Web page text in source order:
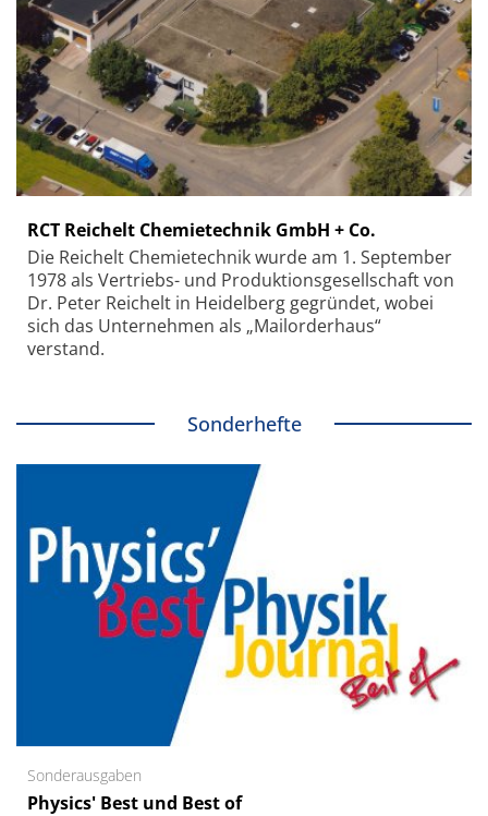
RCT Reichelt Chemietechnik GmbH + Co.
Die Reichelt Chemietechnik wurde am 1. September
1978 als Vertriebs- und Produktionsgesellschaft von
Dr. Peter Reichelt in Heidelberg gegründet, wobei
sich das Unternehmen als „Mailorderhaus“
verstand.
Sonderhefte
Sonderausgaben
Physics' Best und Best of